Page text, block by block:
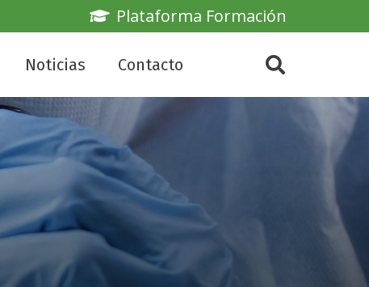
Plataforma Formación
Noticias Contacto